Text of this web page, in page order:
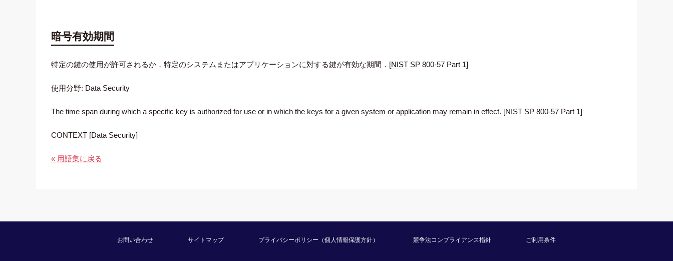
暗号有効期間
特定の鍵の使用が許可されるか，特定のシステムまたはアプリケーションに対する鍵が有効な期間．[NIST SP 800-57 Part 1]
使用分野: Data Security
The time span during which a specific key is authorized for use or in which the keys for a given system or application may remain in effect. [NIST SP 800-57 Part 1]
CONTEXT [Data Security]
« 用語集に戻る
お問い合わせ サイトマップ プライバシーポリシー（個人情報保護方針） 競争法コンプライアンス指針 ご利用条件